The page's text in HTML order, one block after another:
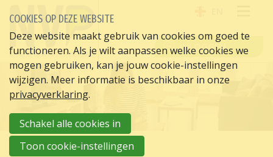
INLOGGEN
HOME
HR ACTUEEL
COOKIES OP DEZE WEBSITE
Deze website maakt gebruik van cookies om goed te
functioneren. Als je wilt aanpassen welke cookies we
mogen gebruiken, kan je jouw cookie-instellingen
wijzigen. Meer informatie is beschikbaar in onze
privacyverklaring.
Schakel alle cookies in
Toon cookie-instellingen